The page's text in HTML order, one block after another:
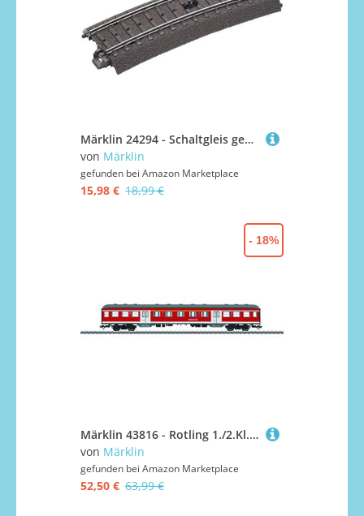
Märklin 24294 - Schaltgleis gebogen, C-Gleis, Spur H0
von Märklin
gefunden bei Amazon Marketplace
15,98 € 18,99 €
Märklin 43816 - Rotling 1./2.Kl. DB AG
von Märklin
gefunden bei Amazon Marketplace
52,50 € 63,99 €
- 18%